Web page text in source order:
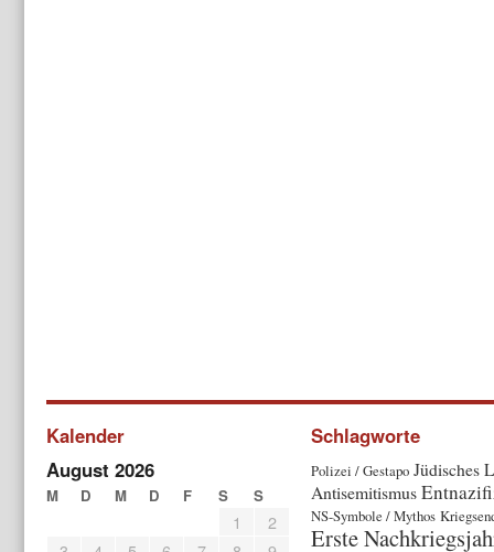
Kalender
August 2026
M D M D F S S
1
2
Schlagworte
Polizei / Gestapo Jüdisches
Antisemitismus
NS-Symbole / Mythos
Erste